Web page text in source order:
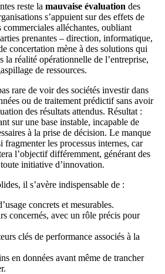
reste la mauvaise évaluation des
s’appuient sur des effets de
commerciales alléchantes, oubliant
prenantes – direction, informatique,
concertation mène à des solutions qui
la réalité opérationnelle de l’entreprise,
de ressources.
rare de voir des sociétés investir dans
ou de traitement prédictif sans avoir
des résultats attendus. Résultat :
sur une base instable, incapable de
à la prise de décision. Le manque
fragmenter les processus internes, car
l’objectif différemment, générant des
initiative d’innovation.
il s’avère indispensable de :
concrets et mesurables.
concernés, avec un rôle précis pour
clés de performance associés à la
en données avant même de trancher